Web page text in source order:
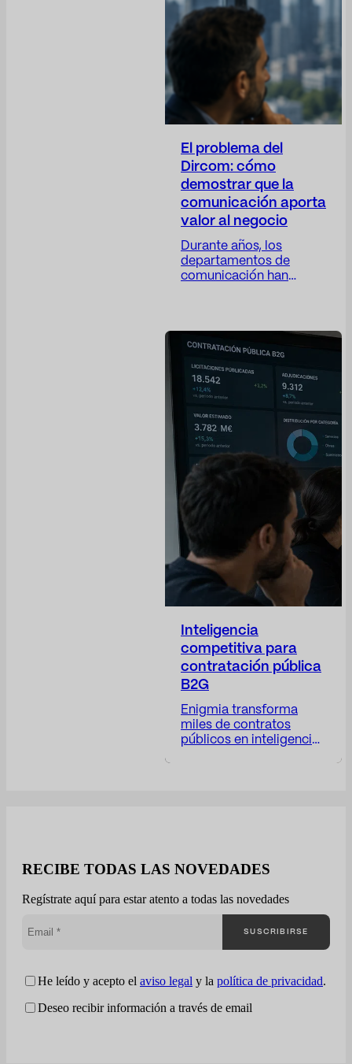
El problema del
Dircom: cómo
demostrar que la
comunicación aporta
valor al negocio
Durante años, los
departamentos de
comunicación han
estratégica, pero sus
métricas siguen siendo,
en muchos casos,
demasiado operativas.
El Dircom participa en la
construcción de
confianza, protege la
reputación de la
compañía, anticipa
riesgos, da visibilidad a
las decisiones
corporativas, posiciona
a…
Inteligencia
competitiva para
contratación pública
B2G
Enigmia transforma
miles de contratos
públicos en inteligencia
realmente cómo están
de compañías trabajan
desde una visión
fragmentada: Enigmia
contratación pública en
RECIBE TODAS LAS NOVEDADES
Regístrate aquí para estar atento a todas las novedades
He leído y acepto el aviso legal y la política de privacidad.
Deseo recibir información a través de email
SUSCRIBIRSE